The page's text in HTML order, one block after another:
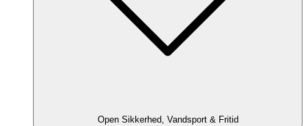
Open Sikkerhed, Vandsport & Fritid